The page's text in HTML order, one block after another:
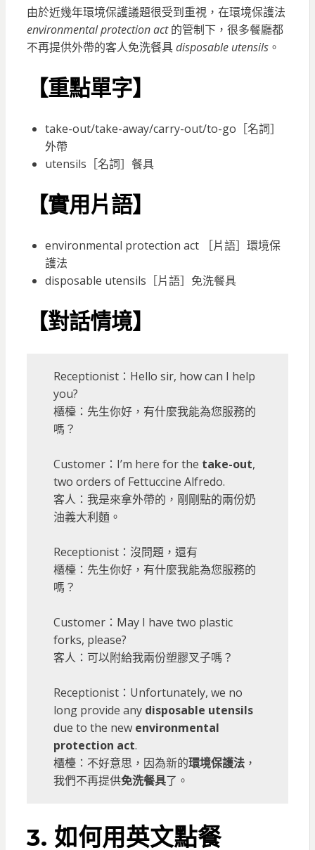
由於近幾年環境保護議題很受到重視，在環境保護法
environmental protection act的管制下，很多餐廳都
不再提供外帶的客人免洗餐具disposable utensils。
【重點單字】
take-out/take-away/carry-out/to-go［名詞］
外帶
utensils［名詞］餐具
【實用片語】
environmental protection act ［片語］環境保
護法
disposable utensils［片語］免洗餐具
【對話情境】
Receptionist：Hello sir, how can I help
you?
櫃檯：先生你好，有什麼我能為您服務的
嗎？
Customer：I’m here for the take-out,
two orders of Fettuccine Alfredo.
客人：我是來拿外帶的，剛剛點的兩份奶
油義大利麵。
Receptionist：沒問題，還有
櫃檯：先生你好，有什麼我能為您服務的
嗎？
Customer：May I have two plastic
forks, please?
客人：可以附給我兩份塑膠叉子嗎？
Receptionist：Unfortunately, we no
long provide any disposable utensils
due to the new environmental
protection act.
櫃檯：不好意思，因為新的環境保護法，
我們不再提供免洗餐具了。
3. 如何用英文點餐